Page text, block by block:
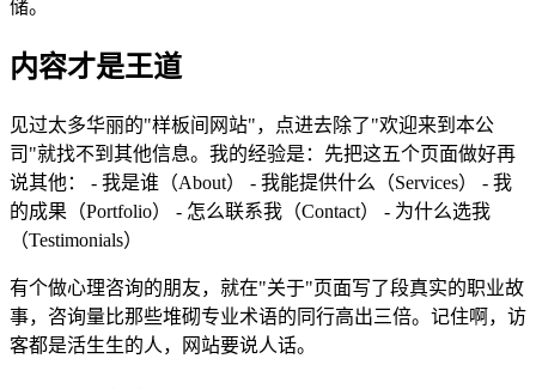
储。
内容才是王道
见过太多华丽的"样板间网站"，点进去除了"欢迎来到本公
司"就找不到其他信息。我的经验是：先把这五个页面做好再
说其他： - 我是谁（About） - 我能提供什么（Services） - 我
的成果（Portfolio） - 怎么联系我（Contact） - 为什么选我
（Testimonials）
有个做心理咨询的朋友，就在"关于"页面写了段真实的职业故
事，咨询量比那些堆砌专业术语的同行高出三倍。记住啊，访
客都是活生生的人，网站要说人话。